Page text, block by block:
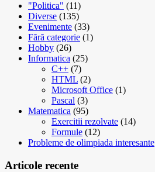
"Politica" (11)
Diverse (135)
Evenimente (33)
Fără categorie (1)
Hobby (26)
Informatica (25)
C++ (7)
HTML (2)
Microsoft Office (1)
Pascal (3)
Matematica (95)
Exercitii rezolvate (14)
Formule (12)
Probleme de olimpiada interesante
Articole recente